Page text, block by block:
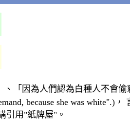
、 「因為人們認為白種人不會偷
because she was white".) ，
引用"紙牌屋" 。